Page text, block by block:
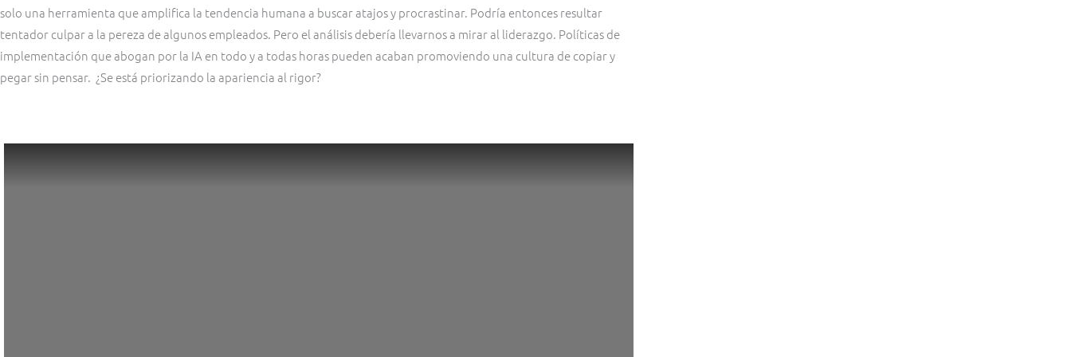
solo una herramienta que amplifica la tendencia humana a buscar atajos y procrastinar. Podría entonces resultar
tentador culpar a la pereza de algunos empleados. Pero el análisis debería llevarnos a mirar al liderazgo. Políticas de
implementación que abogan por la IA en todo y a todas horas pueden acaban promoviendo una cultura de copiar y
pegar sin pensar. ¿Se está priorizando la apariencia al rigor?